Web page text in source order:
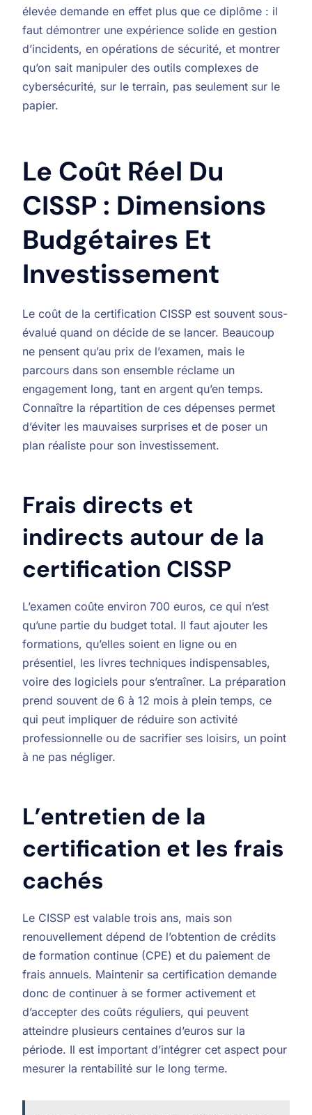
élevée demande en effet plus que ce diplôme : il
faut démontrer une expérience solide en gestion
d’incidents, en opérations de sécurité, et montrer
qu’on sait manipuler des outils complexes de
cybersécurité, sur le terrain, pas seulement sur le
papier.
Le Coût Réel Du
CISSP : Dimensions
Budgétaires Et
Investissement
Le coût de la certification CISSP est souvent sous-
évalué quand on décide de se lancer. Beaucoup
ne pensent qu’au prix de l’examen, mais le
parcours dans son ensemble réclame un
engagement long, tant en argent qu’en temps.
Connaître la répartition de ces dépenses permet
d’éviter les mauvaises surprises et de poser un
plan réaliste pour son investissement.
Frais directs et
indirects autour de la
certification CISSP
L’examen coûte environ 700 euros, ce qui n’est
qu’une partie du budget total. Il faut ajouter les
formations, qu’elles soient en ligne ou en
présentiel, les livres techniques indispensables,
voire des logiciels pour s’entraîner. La préparation
prend souvent de 6 à 12 mois à plein temps, ce
qui peut impliquer de réduire son activité
professionnelle ou de sacrifier ses loisirs, un point
à ne pas négliger.
L’entretien de la
certification et les frais
cachés
Le CISSP est valable trois ans, mais son
renouvellement dépend de l’obtention de crédits
de formation continue (CPE) et du paiement de
frais annuels. Maintenir sa certification demande
donc de continuer à se former activement et
d’accepter des coûts réguliers, qui peuvent
atteindre plusieurs centaines d’euros sur la
période. Il est important d’intégrer cet aspect pour
mesurer la rentabilité sur le long terme.